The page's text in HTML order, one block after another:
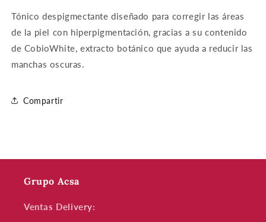
Tónico despigmectante diseñado para corregir las áreas
de la piel con hiperpigmentación, gracias a su contenido
de CobioWhite, extracto botánico que ayuda a reducir las
manchas oscuras.
Compartir
Grupo Acsa
Ventas Delivery: